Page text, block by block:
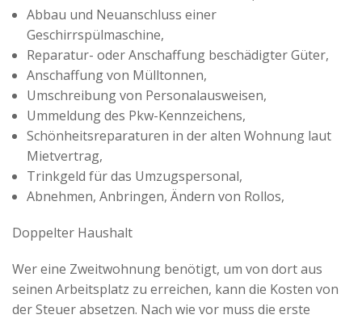
Abbau und Neuanschluss einer
Geschirrspülmaschine,
Reparatur- oder Anschaffung beschädigter Güter,
Anschaffung von Mülltonnen,
Umschreibung von Personalausweisen,
Ummeldung des Pkw-Kennzeichens,
Schönheitsreparaturen in der alten Wohnung laut
Mietvertrag,
Trinkgeld für das Umzugspersonal,
Abnehmen, Anbringen, Ändern von Rollos,
Doppelter Haushalt
Wer eine Zweitwohnung benötigt, um von dort aus
seinen Arbeitsplatz zu erreichen, kann die Kosten von
der Steuer absetzen. Nach wie vor muss die erste